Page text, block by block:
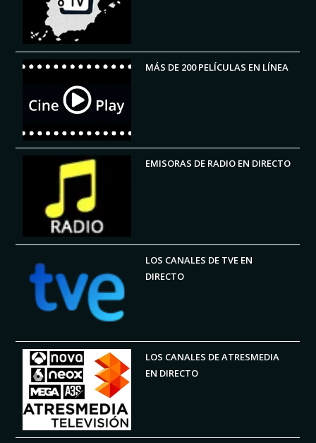
MÁS DE 200 PELÍCULAS EN LÍNEA
EMISORAS DE RADIO EN DIRECTO
LOS CANALES DE TVE EN
DIRECTO
LOS CANALES DE ATRESMEDIA
EN DIRECTO